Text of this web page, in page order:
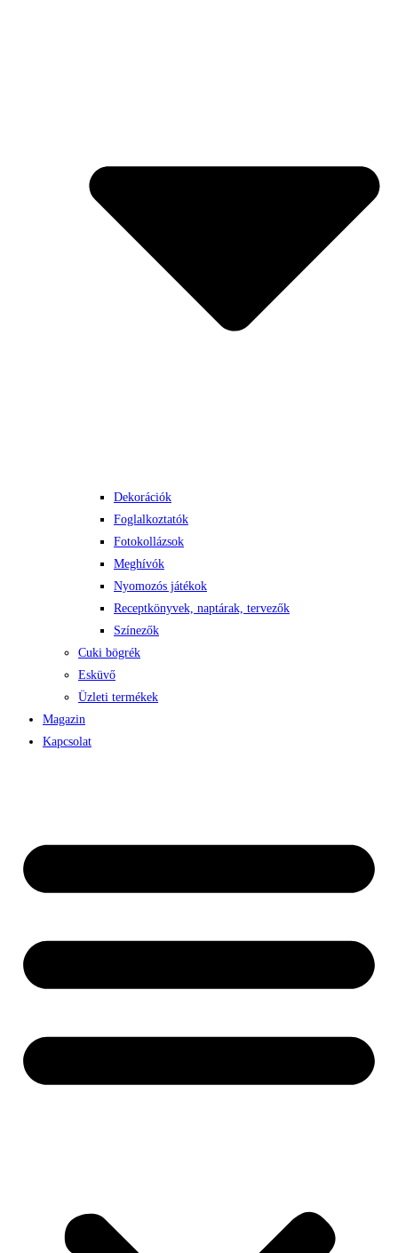
Dekorációk
Foglalkoztatók
Fotokollázsok
Meghívók
Nyomozós játékok
Receptkönyvek, naptárak, tervezők
Színezők
Cuki bögrék
Esküvő
Üzleti termékek
Magazin
Kapcsolat